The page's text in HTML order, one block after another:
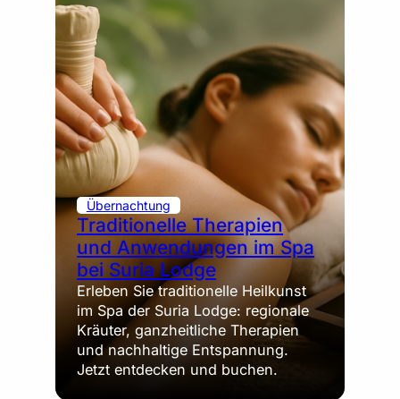
Übernachtung
Traditionelle Therapien
und Anwendungen im Spa
bei Suria Lodge
Erleben Sie traditionelle Heilkunst
im Spa der Suria Lodge: regionale
Kräuter, ganzheitliche Therapien
und nachhaltige Entspannung.
Jetzt entdecken und buchen.